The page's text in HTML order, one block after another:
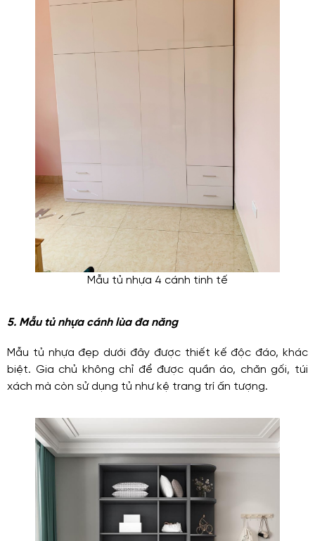
Mẫu tủ nhựa 4 cánh tinh tế
5. Mẫu tủ nhựa cánh lùa đa năng
Mẫu tủ nhựa đẹp dưới đây được thiết kế độc đáo, khác
biệt. Gia chủ không chỉ để được quần áo, chăn gối, túi
xách mà còn sử dụng tủ như kệ trang trí ấn tượng.